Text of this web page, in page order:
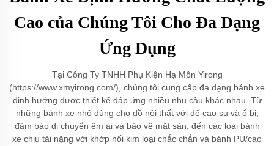
Cao của Chúng Tôi Cho Đa Dạng
Ứng Dụng
Tại Công Ty TNHH Phụ Kiện Hạ Môn Yirong
(https://www.xmyirong.com/), chúng tôi cung cấp đa dạng bánh xe
định hướng được thiết kế đáp ứng nhiều nhu cầu khác nhau. Từ
những bánh xe nhỏ dùng cho đồ nội thất với đế cao su và ổ bi,
đảm bảo di chuyển êm ái và bảo vệ mặt sàn, đến các loại bánh
xe chịu tải nặng với khớp nối kim loại chắc chắn và bánh PU/cao